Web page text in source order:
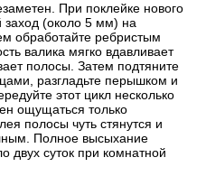
При поклейке нового
заход (около 5 мм) на
обработайте ребристым
валика мягко вдавливает
полосы. Затем подтяните
разгладьте перышком и
этот цикл несколько
ощущаться только
полосы чуть стянутся и
Полное высыхание
двух суток при комнатной